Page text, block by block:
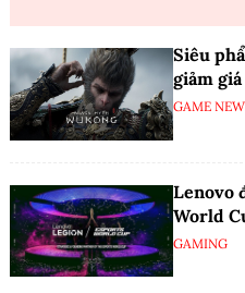
Siêu
giảm
GAME
Lenovo
World
GAMING